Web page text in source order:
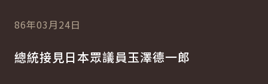
86年03月24日
總統接見日本眾議員玉澤德一郎